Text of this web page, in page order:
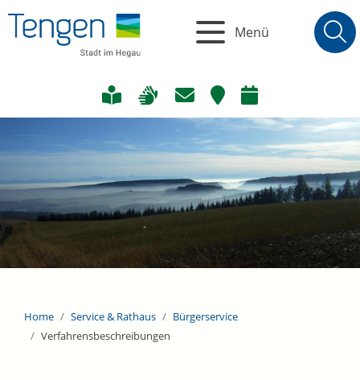
Menü
Home Service & Rathaus
Bürgerservice
Verfahrensbeschreibungen